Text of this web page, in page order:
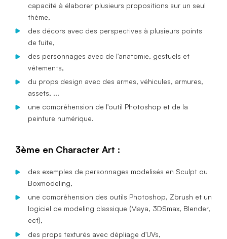
capacité à élaborer plusieurs propositions sur un seul
thème,
des décors avec des perspectives à plusieurs points
de fuite,
des personnages avec de l'anatomie, gestuels et
vétements,
du props design avec des armes, véhicules, armures,
assets, ...
une compréhension de l'outil Photoshop et de la
peinture numérique.
3ème en Character Art :
des exemples de personnages modelisés en Sculpt ou
Boxmodeling,
une compréhension des outils Photoshop, Zbrush et un
logiciel de modeling classique (Maya, 3DSmax, Blender,
ect),
des props texturés avec dépliage d'UVs,